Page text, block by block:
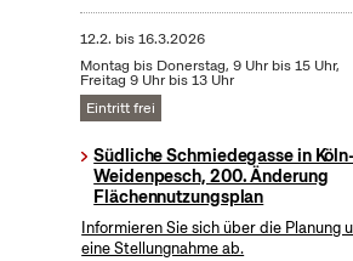
12.2. bis16.3.2026
Montag bis Donerstag, 9 Uhr bis 15 Uhr,
Freitag 9 Uhr bis 13 Uhr
Eintritt frei
Südliche Schmiedegasse in Köln-
Weidenpesch, 200. Änderung
Flächennutzungsplan
Informieren Sie sich über die Planung
eine Stellungnahme ab.